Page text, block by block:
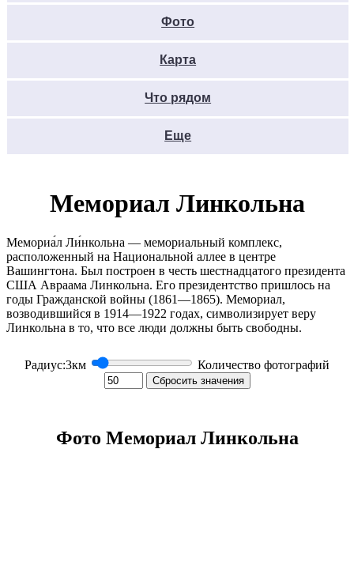
Фото
Карта
Что рядом
Еще
Мемориал Линкольна
Мемориа́л Ли́нкольна — мемориальный комплекс,
расположенный на Национальной аллее в центре
Вашингтона. Был построен в честь шестнадцатого президента
США Авраама Линкольна. Его президентство пришлось на
годы Гражданской войны (1861—1865). Мемориал,
возводившийся в 1914—1922 годах, символизирует веру
Линкольна в то, что все люди должны быть свободны.
Радиус:3км Количество фотографий
Сбросить значения
Фото Мемориал Линкольна